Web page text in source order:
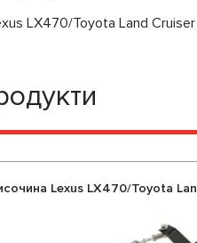
LX470/Toyota Land
Lexus LX470/Toyota